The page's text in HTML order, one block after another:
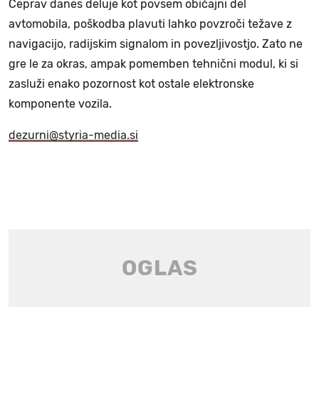
Čeprav danes deluje kot povsem običajni del
avtomobila, poškodba plavuti lahko povzroči težave z
navigacijo, radijskim signalom in povezljivostjo. Zato ne
gre le za okras, ampak pomemben tehnični modul, ki si
zasluži enako pozornost kot ostale elektronske
komponente vozila.
dezurni@styria-media.si